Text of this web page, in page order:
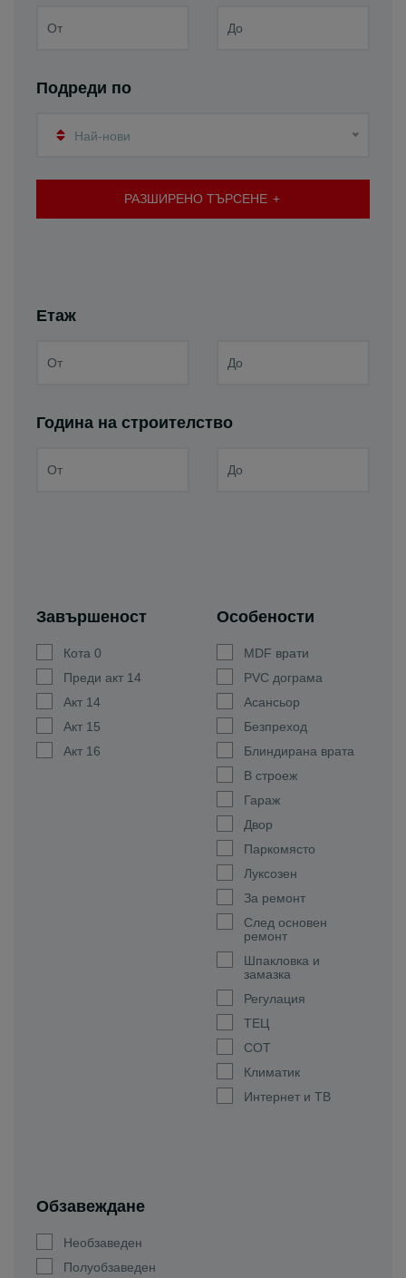
Подреди по
Най-нови
РАЗШИРЕНО ТЪРСЕНЕ
Етаж
Година на строителство
Завършеност
Кота 0
Преди акт 14
Акт 14
Акт 15
Акт 16
Особености
MDF врати
PVC дограма
Асансьор
Безпреход
Блиндирана врата
В строеж
Гараж
Двор
Паркомясто
Луксозен
За ремонт
След основен
ремонт
Шпакловка и
замазка
Регулация
ТЕЦ
СОТ
Климатик
Интернет и ТВ
Обзавеждане
Необзаведен
Полуобзаведен